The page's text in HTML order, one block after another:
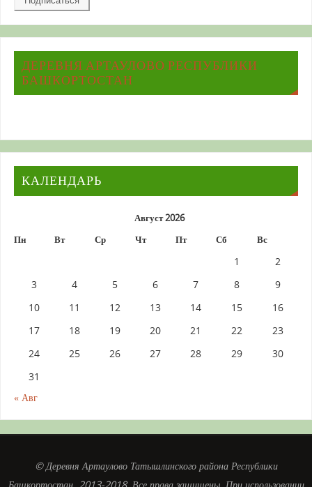
адрес
ДЕРЕВНЯ АРТАУЛОВО РЕСПУБЛИКИ
БАШКОРТОСТАН
КАЛЕНДАРЬ
Август 2026
Пн
Вт Ср Чт Пт Сб Вс
« Авг
1
2
3
4 5 6 7 8
9
10
11 12 13 14 15
16
17
18 19 20 21 22
23
24
25 26 27 28 29
30
31
© Деревня Артаулово Татышлинского района Республики